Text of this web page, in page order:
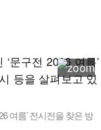
여름’ 전시전을 찾은 방